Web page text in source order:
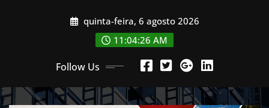
quinta-feira, 6 agosto 2026
11:04:28 AM
Follow Us